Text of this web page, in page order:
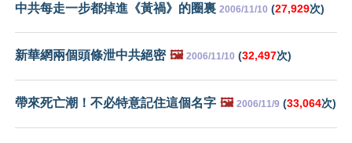
中共每走一步都掉進《黃禍》的圈裏 2006/11/10 (27,929次)
新華網兩個頭條泄中共絕密 🖼️ 2006/11/10 (32,497次)
帶來死亡潮！不必特意記住這個名字 🖼️ 2006/11/9 (33,064次)